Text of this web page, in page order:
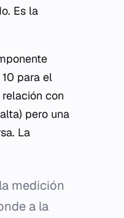
Es la
para el
con
pero una
La
medición
a la